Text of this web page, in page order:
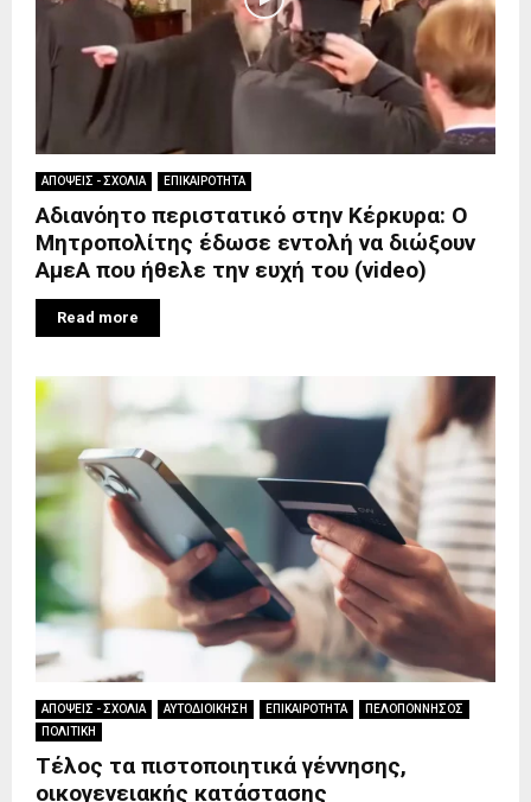
ΑΠΟΨΕΙΣ - ΣΧΟΛΙΑ ΕΠΙΚΑΙΡΟΤΗΤΑ
Αδιανόητο περιστατικό στην Κέρκυρα: Ο
Μητροπολίτης έδωσε εντολή να διώξουν
ΑμεΑ που ήθελε την ευχή του (video)
Read more
ΑΠΟΨΕΙΣ - ΣΧΟΛΙΑ ΑΥΤΟΔΙΟΙΚΗΣΗ ΕΠΙΚΑΙΡΟΤΗΤΑ
ΠΕΛΟΠΟΝΝΗΣΟΣ
ΠΟΛΙΤΙΚΗ
Τέλος τα πιστοποιητικά γέννησης,
οικογενειακής κατάστασης